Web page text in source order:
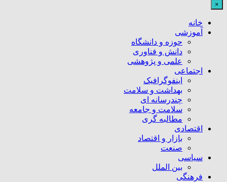
×
خانه
آموزشی
حوزه و دانشگاه
دانش و فناوری
علمی و پژوهشی
اجتماعی
اینفوگرافیک
بهداشت و سلامت
چندرسانه ای
سلامت و جامعه
مطالبه گری
اقتصادی
بازار و اقتصاد
صنعت
سیاسی
بین الملل
فرهنگی